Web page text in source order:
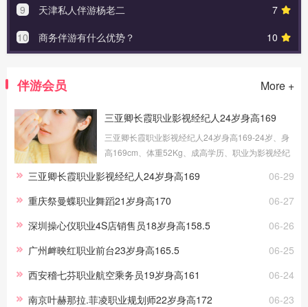
7
9
天津私人伴游杨老二
10
10 商务伴游有什么优势？
伴游会员 More +
三亚卿长霞职业影视经纪人24岁身高169
三亚卿长霞职业影视经纪人24岁身高169-24岁、身
高169cm、体重52Kg、成高学历、职业为影视经纪
做过礼仪、采购、试吃员工作，这些宝贵的工作经
历，让伴游服务更顺手。
06-29
三亚卿长霞职业影视经纪人24岁身高169
06-27
重庆祭曼蝶职业舞蹈21岁身高170
06-26
深圳操心仪职业4S店销售员18岁身高158.5
06-25
广州衅映红职业前台23岁身高165.5
06-24
西安稽七芬职业航空乘务员19岁身高161
06-23
南京叶赫那拉.菲凌职业规划师22岁身高172